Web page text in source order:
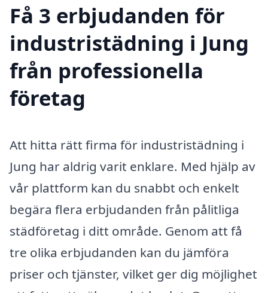
Få 3 erbjudanden för
industristädning i Jung
från professionella
företag
Att hitta rätt firma för industristädning i
Jung har aldrig varit enklare. Med hjälp av
vår plattform kan du snabbt och enkelt
begära flera erbjudanden från pålitliga
städföretag i ditt område. Genom att få
tre olika erbjudanden kan du jämföra
priser och tjänster, vilket ger dig möjlighet